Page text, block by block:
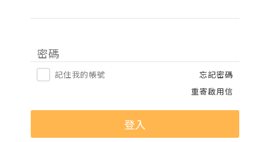
密碼
記住我的帳號
忘記密碼
重寄啟用信